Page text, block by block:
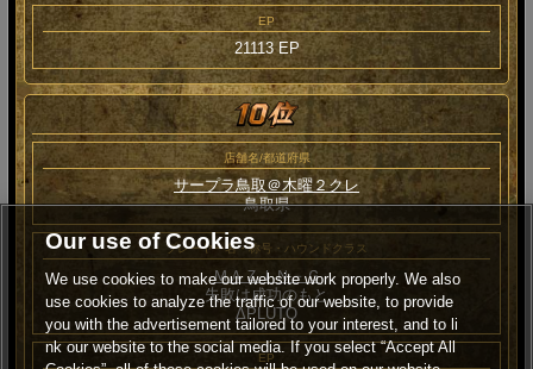
EP
21113 EP
店舗名/都道府県
サープラ鳥取＠木曜２クレ
鳥取県
プレーヤー名・称号・ハウンドクラス
ＭＡＺＩＮ－Ｇ
失敗は成功のもと
ΔPLUTO
EP
Our use of Cookies
We use cookies to make our website work properly. We also
use cookies to analyze the traffic of our website, to provide
you with the advertisement tailored to your interest, and to li
nk our website to the social media. If you select “Accept All